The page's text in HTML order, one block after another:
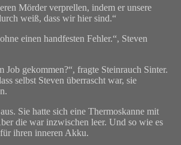
Mörder verprellen, indem er unsere
weiß, dass wir hier sind.“
einen handfesten Fehler.“, Steven
Job gekommen?“, fragte Steinrauch Sinter.
selbst Steven überrascht war, sie
Sie hatte sich eine Thermoskanne mit
die war inzwischen leer. Und so wie es
ihren inneren Akku.